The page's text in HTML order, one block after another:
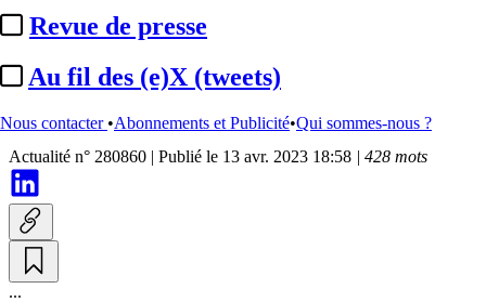
Revue de presse
Au fil des (e)X (tweets)
Nous contacter •Abonnements et Publicité•Qui sommes-nous ?
Essentiel
Canal+ : arrivée d'Apple TV+
le 20 avril, sans surcoût ...
Actualité n° 280860 | Publié le 13 avr. 2023 18:58 | 428 mots
...